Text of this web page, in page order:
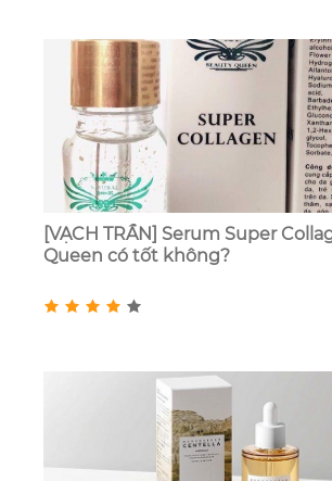
[VẠCH TRẦN] Serum Super
Queen có tốt không?